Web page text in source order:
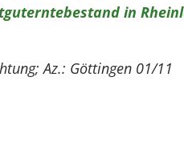
in
Az.: Göttingen 01/11